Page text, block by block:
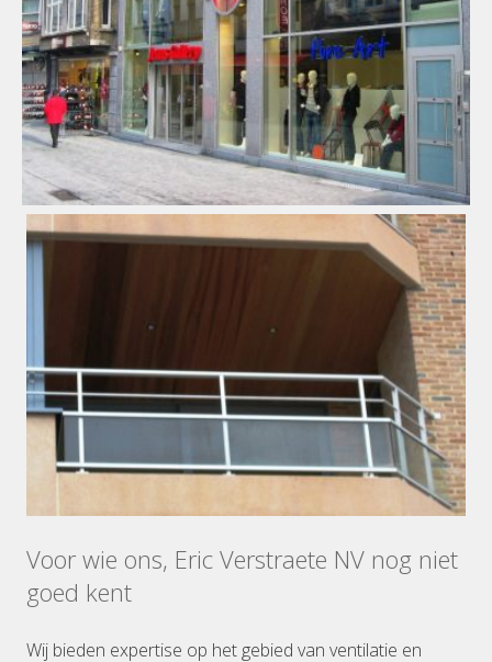
Voor wie ons, Eric Verstraete NV nog niet
goed kent
Wij bieden expertise op het gebied van ventilatie en